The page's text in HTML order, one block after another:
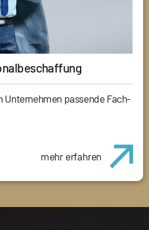
Unternehmen passende Fach-
mehr erfahren